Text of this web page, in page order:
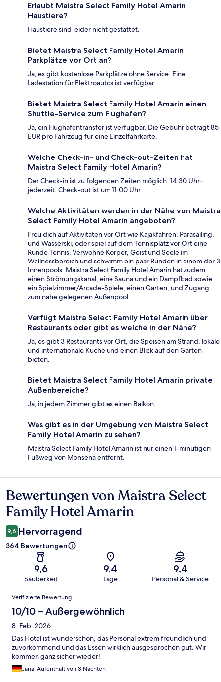
Erlaubt Maistra Select Family Hotel Amarin
Haustiere?
Haustiere sind leider nicht gestattet.
Bietet Maistra Select Family Hotel Amarin
Parkplätze vor Ort an?
Ja, es gibt kostenlose Parkplätze ohne Service. Eine
Ladestation für Elektroautos ist verfügbar.
Bietet Maistra Select Family Hotel Amarin einen
Shuttle-Service zum Flughafen?
Ja, ein Flughafentransfer ist verfügbar. Die Gebühr beträgt 85
EUR pro Fahrzeug für eine Einzelfahrkarte.
Welche Check-in- und Check-out-Zeiten hat
Maistra Select Family Hotel Amarin?
Der Check-in ist zu folgenden Zeiten möglich: 14:30 Uhr–
jederzeit. Check-out ist um 11:00 Uhr.
Welche Aktivitäten werden in der Nähe von Maistra
Select Family Hotel Amarin angeboten?
Freu dich auf Aktivitäten vor Ort wie Kajakfahren, Parasailing,
und Wasserski, oder spiel auf dem Tennisplatz vor Ort eine
Runde Tennis. Verwöhne Körper, Geist und Seele im
Wellnessbereich und schwimm ein paar Runden in einem der 3
Innenpools. Maistra Select Family Hotel Amarin hat zudem
einen Strömungskanal, eine Sauna und ein Dampfbad sowie
ein Spielzimmer/Arcade-Spiele, einen Garten, und Zugang
zum nahe gelegenen Außenpool.
Verfügt Maistra Select Family Hotel Amarin über
Restaurants oder gibt es welche in der Nähe?
Ja, es gibt 3 Restaurants vor Ort, die Speisen am Strand, lokale
und internationale Küche und einen Blick auf den Garten
bieten.
Bietet Maistra Select Family Hotel Amarin private
Außenbereiche?
Ja, in jedem Zimmer gibt es einen Balkon.
Was gibt es in der Umgebung von Maistra Select
Family Hotel Amarin zu sehen?
Maistra Select Family Hotel Amarin ist nur einen 1-minütigen
Fußweg von Monsena entfernt.
Bewertungen
Bewertungen von Maistra Select
Family Hotel Amarin
9,6 Hervorragend
364 Bewertungen
9,6
Sauberkeit
9,4
Lage
9,4
Personal & Service
Bewertungen
Verifizierte Bewertung
10/10 – Außergewöhnlich
8. Feb. 2026
Das Hotel ist wunderschön, das Personal extrem freundlich und
zuvorkommend und das Essen wirklich ausgesprochen gut. Wir
kommen ganz sicher wieder!
Jana, Aufenthalt von 3 Nächten